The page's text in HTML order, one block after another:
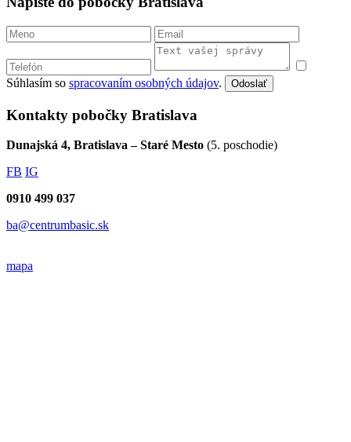
Súhlasím so spracovaním osobných údajov. Odoslať
Kontakty pobočky Bratislava
Dunajská 4, Bratislava – Staré Mesto (5. poschodie)
FB IG
0910 499 037
ba@centrumbasic.sk
mapa